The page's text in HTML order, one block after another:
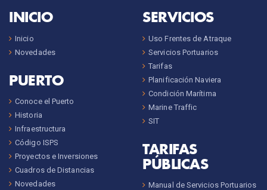
INICIO
Inicio
Novedades
PUERTO
Conoce el Puerto
Historia
Infraestructura
Código ISPS
Proyectos e Inversiones
Cuadros de Distancias
Novedades
SERVICIOS
Uso Frentes de Atraque
Servicios Portuarios
Tarifas
Planificación Naviera
Condición Marítima
Marine Traffic
SIT
TARIFAS
PÚBLICAS
Manual de Servicios Portuarios